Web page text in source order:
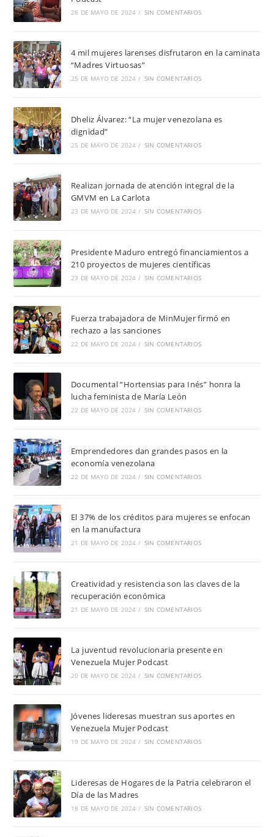
26 DE MAYO DE 2024 / SIN COMENTARIOS
4 mil mujeres larenses disfrutaron en la caminata
“Madres Virtuosas”
25 DE MAYO DE 2024 / SIN COMENTARIOS
Dheliz Álvarez: “La mujer venezolana es
dignidad”
25 DE MAYO DE 2024 / SIN COMENTARIOS
Realizan jornada de atención integral de la
GMVM en La Carlota
23 DE MAYO DE 2024 / SIN COMENTARIOS
Presidente Maduro entregó financiamientos a
210 proyectos de mujeres científicas
23 DE MAYO DE 2024 / SIN COMENTARIOS
Fuerza trabajadora de MinMujer firmó en
rechazo a las sanciones
22 DE MAYO DE 2024 / SIN COMENTARIOS
Documental “Hortensias para Inés” honra la
lucha feminista de María León
22 DE MAYO DE 2024 / SIN COMENTARIOS
Emprendedores dan grandes pasos en la
economía venezolana
22 DE MAYO DE 2024 / SIN COMENTARIOS
El 37% de los créditos para mujeres se enfocan
en la manufactura
21 DE MAYO DE 2024 / SIN COMENTARIOS
Creatividad y resistencia son las claves de la
recuperación económica
21 DE MAYO DE 2024 / SIN COMENTARIOS
La juventud revolucionaria presente en
Venezuela Mujer Podcast
20 DE MAYO DE 2024 / SIN COMENTARIOS
Jóvenes lideresas muestran sus aportes en
Venezuela Mujer Podcast
19 DE MAYO DE 2024 / SIN COMENTARIOS
Lideresas de Hogares de la Patria celebraron el
Día de las Madres
18 DE MAYO DE 2024 / SIN COMENTARIOS